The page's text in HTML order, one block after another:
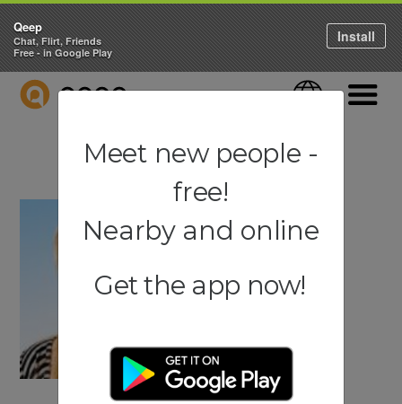
QEEP Language
Qeep
Chat, Flirt, Friends
Free - in Google Play
Install
Meet new people -
free!
Nearby and online
Get the app now!